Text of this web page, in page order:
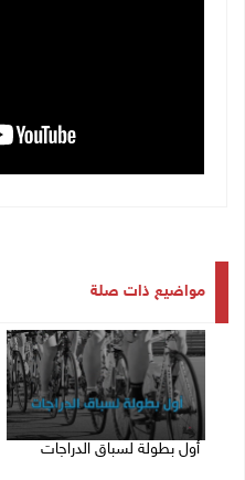
مواضيع ذات صلة
أول بطولة لسباق الدراجات